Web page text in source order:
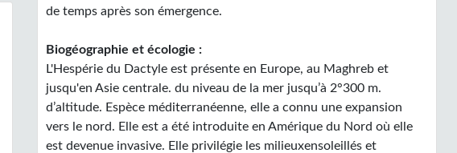
de temps après son émergence.
Biogéographie et écologie :
L'Hespérie du Dactyle est présente en Europe, au Maghreb et
jusqu'en Asie centrale. du niveau de la mer jusqu’à 2°300 m.
d’altitude. Espèce méditerranéenne, elle a connu une expansion
vers le nord. Elle est a été introduite en Amérique du Nord où elle
est devenue invasive. Elle privilégie les milieuxensoleillés et